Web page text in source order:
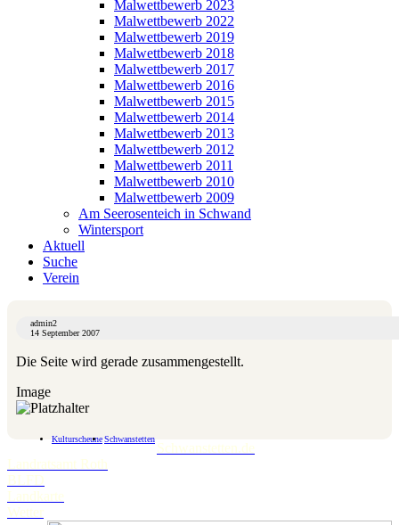
Malwettbewerb 2023
Malwettbewerb 2022
Malwettbewerb 2019
Malwettbewerb 2018
Malwettbewerb 2017
Malwettbewerb 2016
Malwettbewerb 2015
Malwettbewerb 2014
Malwettbewerb 2013
Malwettbewerb 2012
Malwettbewerb 2011
Malwettbewerb 2010
Malwettbewerb 2009
Am Seerosenteich in Schwand
Wintersport
Aktuell
Suche
Verein
admin2
14 September 2007
Die Seite wird gerade zusammengestellt.
Image
KulturscheuneSchwanstetten
Schwanstetten.de
Landratsamt Roth
BLFD
Landkarte
Wetter